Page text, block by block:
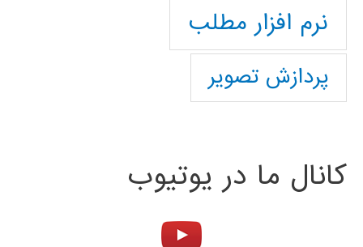
نرم افزار مطلب
پردازش تصویر
کانال ما در یوتیوب